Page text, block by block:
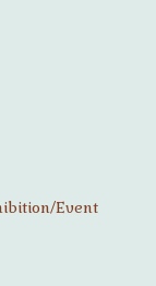
Event